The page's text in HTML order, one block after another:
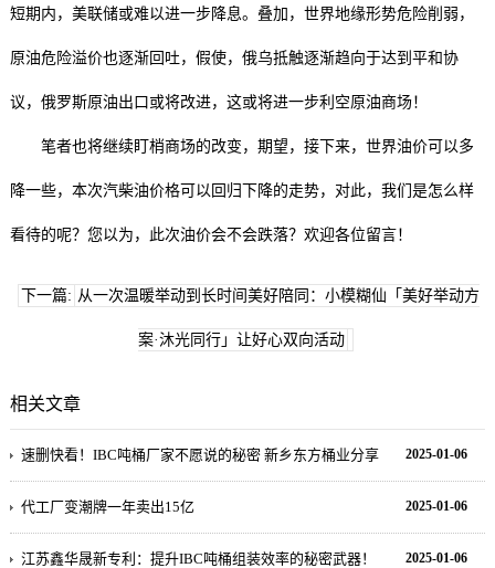
短期内，美联储或难以进一步降息。叠加，世界地缘形势危险削弱，
原油危险溢价也逐渐回吐，假使，俄乌抵触逐渐趋向于达到平和协
议，俄罗斯原油出口或将改进，这或将进一步利空原油商场！
笔者也将继续盯梢商场的改变，期望，接下来，世界油价可以多
降一些，本次汽柴油价格可以回归下降的走势，对此，我们是怎么样
看待的呢？您以为，此次油价会不会跌落？欢迎各位留言！
下一篇: 从一次温暖举动到长时间美好陪同：小模糊仙「美好举动方
案·沐光同行」让好心双向活动
相关文章
2025-01-06
速删快看！IBC吨桶厂家不愿说的秘密 新乡东方桶业分享
2025-01-06
代工厂变潮牌一年卖出15亿
2025-01-06
江苏鑫华晟新专利：提升IBC吨桶组装效率的秘密武器！